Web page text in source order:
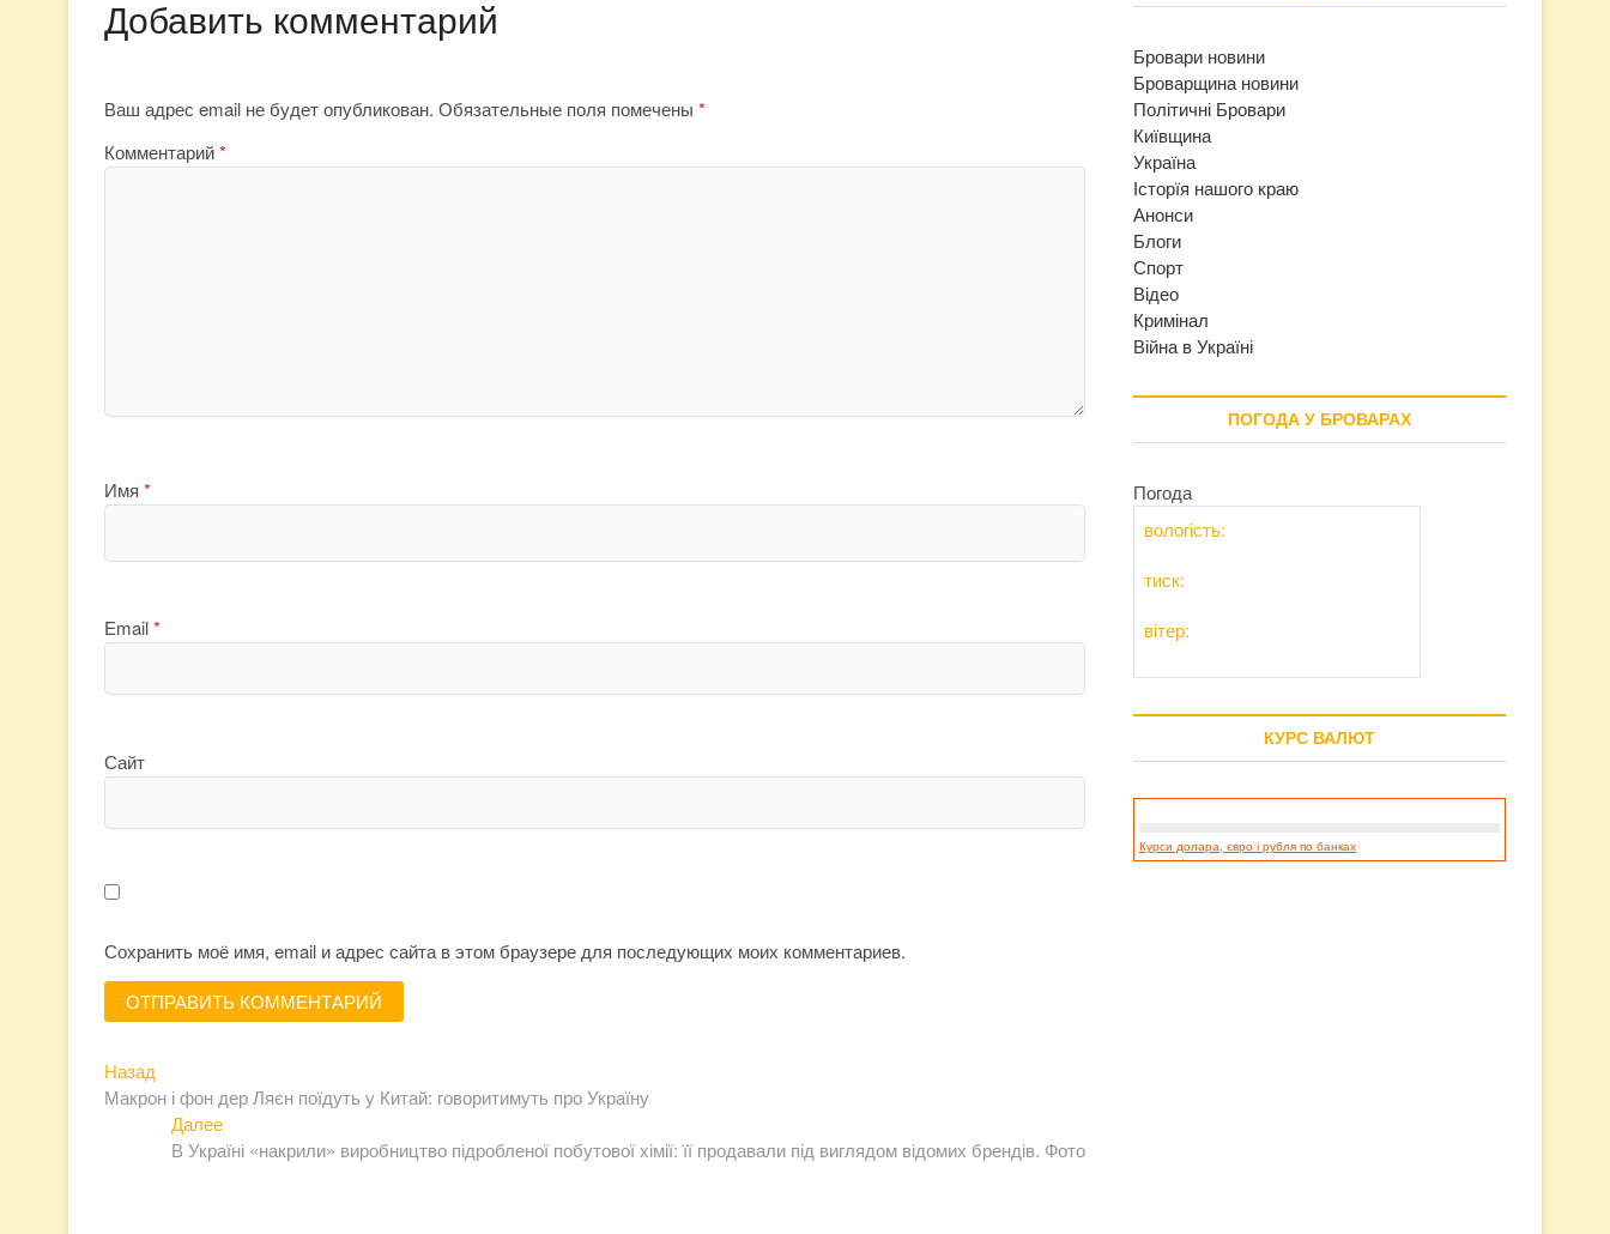
Добавить комментарий
Ваш адрес email не будет опубликован. Обязательные поля помечены *
Комментарий*
Имя *
Email*
Сайт
Сохранить моё имя, email и адрес сайта в этом браузере для последующих моих комментариев.
Навигация
по
записям
Назад
запись:
Макрон і фон дер Ляєн поїдуть у Китай: говоритимуть про Україну
ДалееСледующая
запись:
В Україні «накрили» виробництво підробленої побутової хімії: її продавали під виглядом відомих брендів. Фото
Бровари новини
Броварщина новини
Політичні Бровари
Київщина
Україна
Історїя нашого краю
Анонси
Блоги
Спорт
Відео
Кримінал
Війна в Україні
ПОГОДА У БРОВАРАХ
Погода
вологість:
тиск:
вітер:
КУРС ВАЛЮТ
Курси долара, євро і рубля по банках